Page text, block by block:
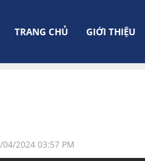
TRANG CHỦ GIỚI THIỆU
2024 03:57 PM